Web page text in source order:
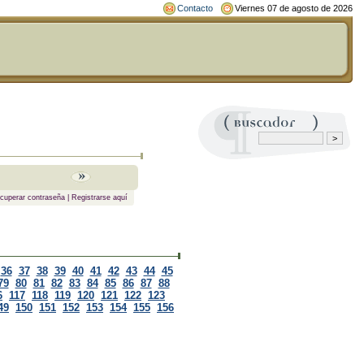
Contacto Viernes 07 de agosto de 2026
contraseña| Registrarse aquí
36 37 38 39 40 41 42 43 44 45
80 81 82 83 84 85 86 87 88
117 118 119 120 121 122 123
150 151 152 153 154 155 156